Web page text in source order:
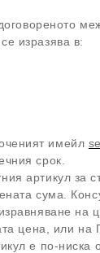
изразява в:
имейл
срок.
артикул за
сума.
на
цена, или на
е по-